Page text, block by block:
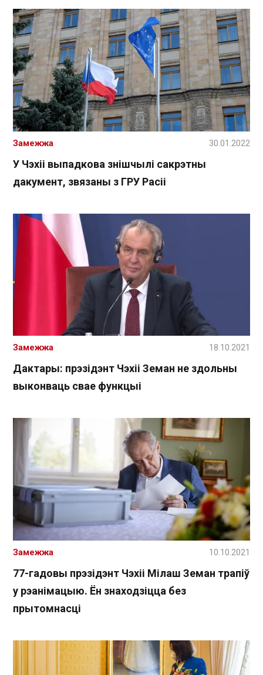
У Чэхіі выпадкова знішчылі сакрэтны
дакумент, звязаны з ГРУ Расіі
Замежжа 30.01.2022
Дактары: прэзідэнт Чэхіі Земан не здольны
выконваць свае функцыі
Замежжа 18.10.2021
77-гадовы прэзідэнт Чэхіі Мілаш Земан трапіў
у рэанімацыю. Ён знаходзіцца без
прытомнасці
Замежжа 10.10.2021